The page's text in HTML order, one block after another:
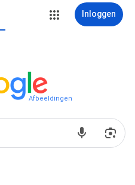
Inloggen
Afbeeldingen